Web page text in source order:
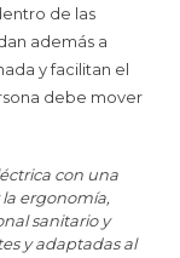
de las
además a
y facilitan el
debe mover
con una
ergonomía,
sanitario y
y adaptadas al